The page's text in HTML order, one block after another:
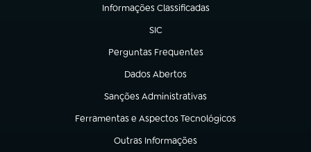
Informações Classificadas
(abre em nova aba)
SIC
(abre em nova aba)
Perguntas Frequentes
(abre em nova aba)
Dados Abertos
(abre em nova aba)
Sanções Administrativas
(abre em nova aba)
Ferramentas e Aspectos Tecnológicos
(abre em nova aba)
Outras Informações
(abre em nova aba)